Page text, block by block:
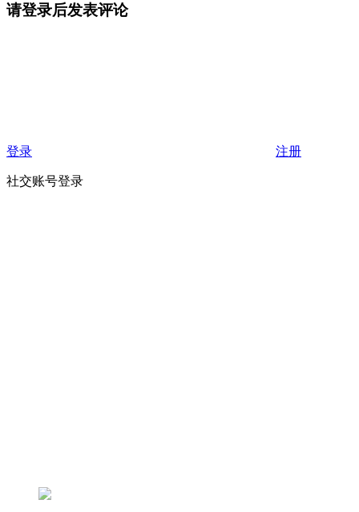
请登录后发表评论
登录 注册
社交账号登录